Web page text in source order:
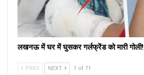
लखनऊ में घर में घुसकर गर्लफ्रेंड को मारी गोली!
PREV NEXT 1 of 71